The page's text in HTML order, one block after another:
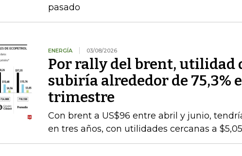
pasado
ENERGÍA 03/08/2026
Por rally del brent, utilidad
subiría alrededor de 75,3%
trimestre
Con brent a US$96 entre abril y junio,
en tres años, con utilidades cercanas a